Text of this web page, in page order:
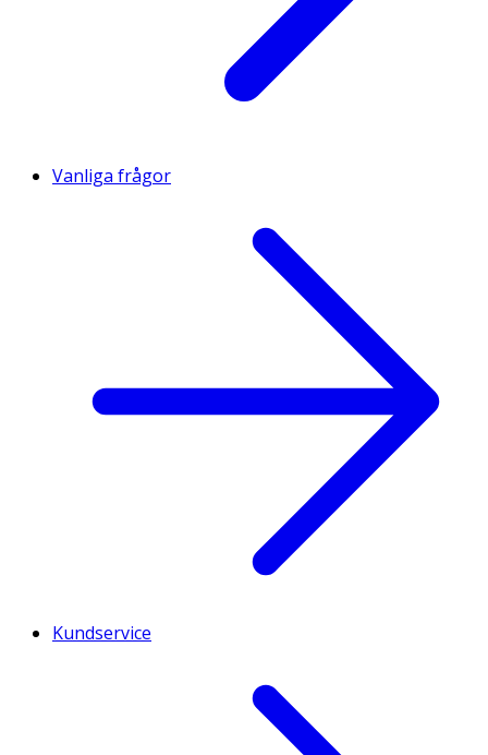
Vanliga frågor
Kundservice